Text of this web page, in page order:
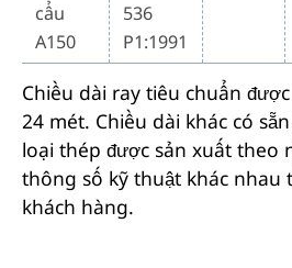
cẩu
A150
536
P1:1991
Chiều dài ray tiêu chuẩn
24 mét. Chiều dài khác có
loại thép được sản xuất theo
thông số kỹ thuật khác nhau
khách hàng.